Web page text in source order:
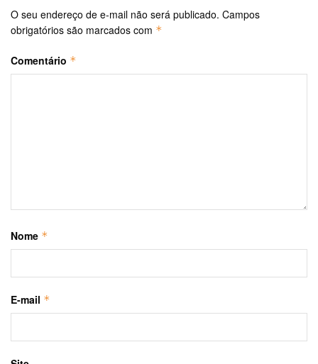
O seu endereço de e-mail não será publicado. Campos
obrigatórios são marcados com *
Comentário *
Nome *
E-mail *